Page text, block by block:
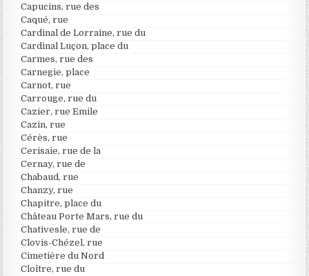
Capucins, rue des
Caqué, rue
Cardinal de Lorraine, rue du
Cardinal Luçon, place du
Carmes, rue des
Carnegie, place
Carnot, rue
Carrouge, rue du
Cazier, rue Emile
Cazin, rue
Cérès, rue
Cerisaie, rue de la
Cernay, rue de
Chabaud, rue
Chanzy, rue
Chapitre, place du
Château Porte Mars, rue du
Chativesle, rue de
Clovis-Chézel, rue
Cimetière du Nord
Cloître, rue du